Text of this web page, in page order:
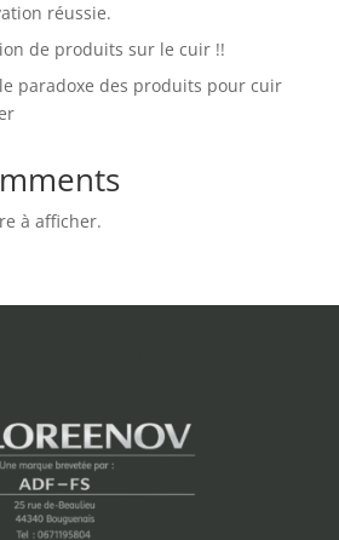
réussie.
de produits sur le cuir !!
paradoxe des produits pour cuir
à afficher.